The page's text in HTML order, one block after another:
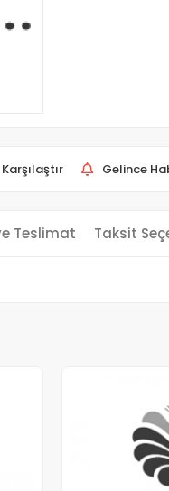
Karşılaştır Gelince
Teslimat Taksit